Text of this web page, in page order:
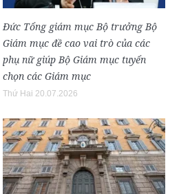
Đức Tổng giám mục Bộ trưởng Bộ
Giám mục đề cao vai trò của các
phụ nữ giúp Bộ Giám mục tuyển
chọn các Giám mục
Thứ Hai 20.07.2026